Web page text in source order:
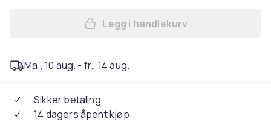
Legg K18 Airwash Dry
Legg i handlekurv
Ma., 10 aug. - fr., 14 aug.
Sikker betaling
14 dagers åpent kjøp